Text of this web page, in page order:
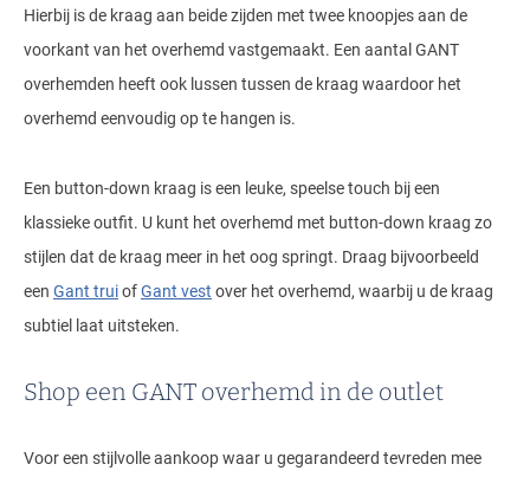
Hierbij is de kraag aan beide zijden met twee knoopjes aan de
voorkant van het overhemd vastgemaakt. Een aantal GANT
overhemden heeft ook lussen tussen de kraag waardoor het
overhemd eenvoudig op te hangen is.
Een button-down kraag is een leuke, speelse touch bij een
klassieke outfit. U kunt het overhemd met button-down kraag zo
stijlen dat de kraag meer in het oog springt. Draag bijvoorbeeld
een Gant truiofGant vest over het overhemd, waarbij u de kraag
subtiel laat uitsteken.
Shop een GANT overhemd in de outlet
Voor een stijlvolle aankoop waar u gegarandeerd tevreden mee